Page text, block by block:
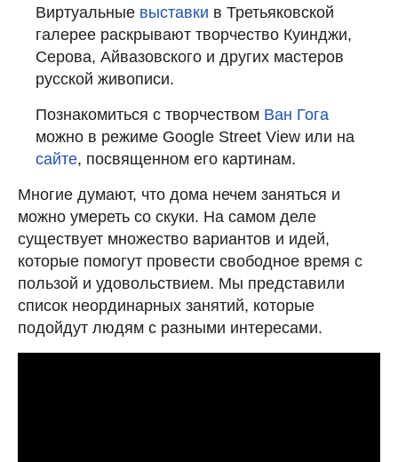
Виртуальные выставки в Третьяковской
галерее раскрывают творчество Куинджи,
Серова, Айвазовского и других мастеров
русской живописи.
Познакомиться с творчеством Ван Гога
можно в режиме Google Street View или на
сайте, посвященном его картинам.
Многие думают, что дома нечем заняться и
можно умереть со скуки. На самом деле
существует множество вариантов и идей,
которые помогут провести свободное время с
пользой и удовольствием. Мы представили
список неординарных занятий, которые
подойдут людям с разными интересами.